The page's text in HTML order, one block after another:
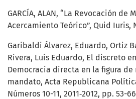
GARCÍA, ALAN, “La Revocación de
Acercamiento Teórico”, Quid Iuris,
Garibaldi Álvarez, Eduardo, Ortiz
Rivera, Luis Eduardo, El discreto
Democracia directa en la figura de
mandato, Acta Republicana
Números 10-11, 2011‐2012, pp. 53-